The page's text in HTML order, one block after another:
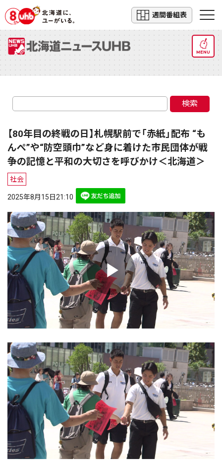
週間番組表
MENU
検索
【80年目の終戦の日】札幌駅前で「赤紙」配布 “も
んぺ”や“防空頭巾”など身に着けた市民団体が戦
争の記憶と平和の大切さを呼びかけ＜北海道＞
社会
2025年8月15日21:10